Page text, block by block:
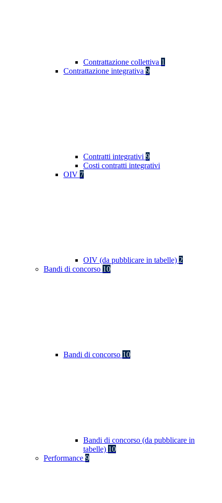
Contrattazione collettiva 1
Contrattazione integrativa 9
Contratti integrativi 9
Costi contratti integrativi
OIV 7
OIV (da pubblicare in tabelle) 2
Bandi di concorso 10
Bandi di concorso 10
Bandi di concorso (da pubblicare in
tabelle) 10
Performance 9